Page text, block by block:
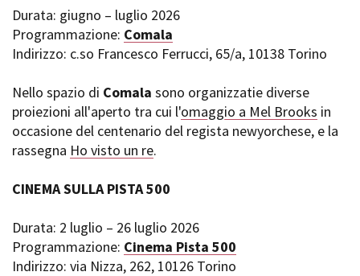
Durata: giugno – luglio 2026
Programmazione: Comala
Indirizzo: c.so Francesco Ferrucci, 65/a, 10138 Torino
Nello spazio di Comala sono organizzatie diverse
proiezioni all'aperto tra cui l'omaggio a Mel Brooks in
occasione del centenario del regista newyorchese, e la
rassegna Ho visto un re.
CINEMA SULLA PISTA 500
Durata: 2 luglio – 26 luglio 2026
Programmazione: Cinema Pista 500
Indirizzo: via Nizza, 262, 10126 Torino